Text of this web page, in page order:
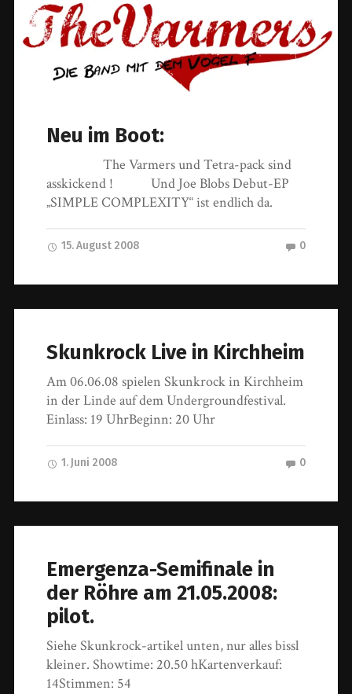
Neu im Boot:
The Varmers und Tetra-pack sind
asskickend ! Und Joe Blobs Debut-EP
„SIMPLE COMPLEXITY“ ist endlich da.
15. August 2008 0
Skunkrock Live in Kirchheim
Am 06.06.08 spielen Skunkrock in Kirchheim
in der Linde auf dem Undergroundfestival.
Einlass: 19 UhrBeginn: 20 Uhr
1. Juni 2008 0
Emergenza-Semifinale in
der Röhre am 21.05.2008:
pilot.
Siehe Skunkrock-artikel unten, nur alles bissl
kleiner. Showtime: 20.50 hKartenverkauf:
14Stimmen: 54